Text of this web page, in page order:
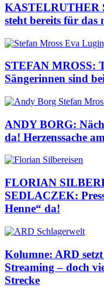
KASTELRUTHER
steht bereits für das
STEFAN MROSS:
Sängerinnen sind
ANDY BORG:
da! Herzenssache
FLORIAN
SEDLACZEK:
Henne“ da!
Kolumne: ARD
Streaming – doch
Strecke